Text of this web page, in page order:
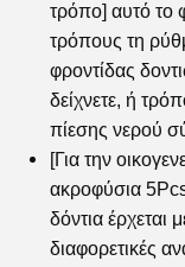
τρόπο] αυτό το
τρόπους τη
φροντίδας
δείχνετε, ή
πίεσης νερού
[Για την
ακροφύσια
δόντια έρχεται
διαφορετικές